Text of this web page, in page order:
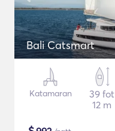
Bali Catsmart
Katamaran
39 fot
12 m